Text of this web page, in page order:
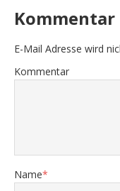
E-Mail Adresse wird
Kommentar
Name*